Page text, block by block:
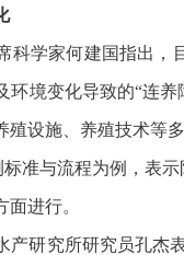
科学家何建国指出
环境变化导致的“连
殖设施、养殖技术等
标准与流程为例，表
进行。
产研究所研究员孔杰